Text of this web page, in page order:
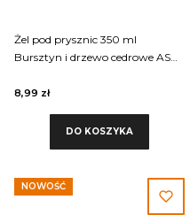
Żel pod prysznic 350 ml
Bursztyn i drzewo cedrowe ASG-
8,99 zł
DO KOSZYKA
NOWOŚĆ